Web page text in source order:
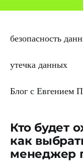
безопасность
утечка данных
Блог с Евгением
Кто будет
как
менеджер